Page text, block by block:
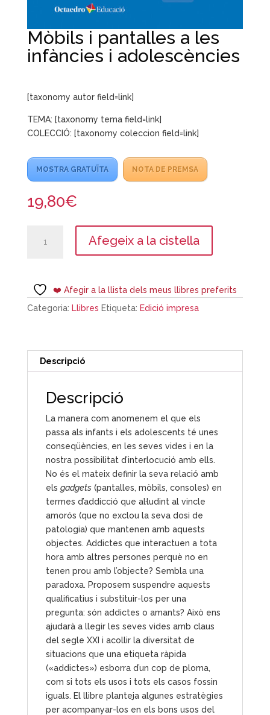
Mòbils i pantalles a les
infàncies i adolescències
[taxonomy autor field=link]
TEMA: [taxonomy tema field=link]
COLECCIÓ: [taxonomy coleccion field=link]
MOSTRA GRATUÏTA NOTA DE PREMSA
19,80€
pantalles
a
adolescències
Afegeix a la cistella
❤️ Afegir a la llista dels meus llibres preferits
Categoria: Llibres Etiqueta: Edició impresa
Descripció
Descripció
La manera com anomenem el que els
passa als infants i els adolescents té unes
conseqüències, en les seves vides i en la
nostra possibilitat d’interlocució amb ells.
No és el mateix definir la seva relació amb
els gadgets(pantalles, mòbils, consoles) en
termes d’addicció que al·ludint al vincle
amorós (que no exclou la seva dosi de
patologia) que mantenen amb aquests
objectes. Addictes que interactuen a tota
hora amb altres persones perquè no en
tenen prou amb l’objecte? Sembla una
paradoxa. Proposem suspendre aquests
qualificatius i substituir-los per una
pregunta: són addictes o amants? Això ens
ajudarà a llegir les seves vides amb claus
del segle XXI i acollir la diversitat de
situacions que una etiqueta ràpida
(«addictes») esborra d’un cop de ploma,
com si tots els usos i tots els casos fossin
iguals. El llibre planteja algunes estratègies
per acompanyar-los en els bons usos del